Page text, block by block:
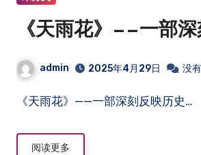
《天雨花》——一部
admin 2025年4月29日 没
《天雨花》——一部深刻反映历史…
阅读更多